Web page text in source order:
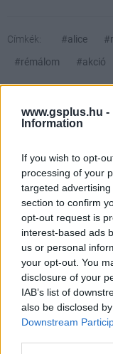
www.gsplus.hu -
Information
If you wish to opt-
processing of your
targeted
section to confirm
opt-out request is
interest-based ads
us or personal
your opt-out. You
disclosure of your
IAB’s list of
also be disclosed
Downstream
Címkék: #alice
#rémálom
#akció
Jó
Gyu|2011 március 3.
Amíg nagy
iPad 2-t.
21.65%